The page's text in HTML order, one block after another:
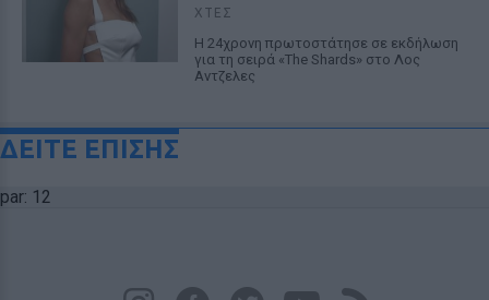
ΧΤΕΣ
Η 24χρονη πρωτοστάτησε σε εκδήλωση
για τη σειρά «The Shards» στο Λος
Αντζελες
ΔΕΙΤΕ ΕΠΙΣΗΣ
par: 12